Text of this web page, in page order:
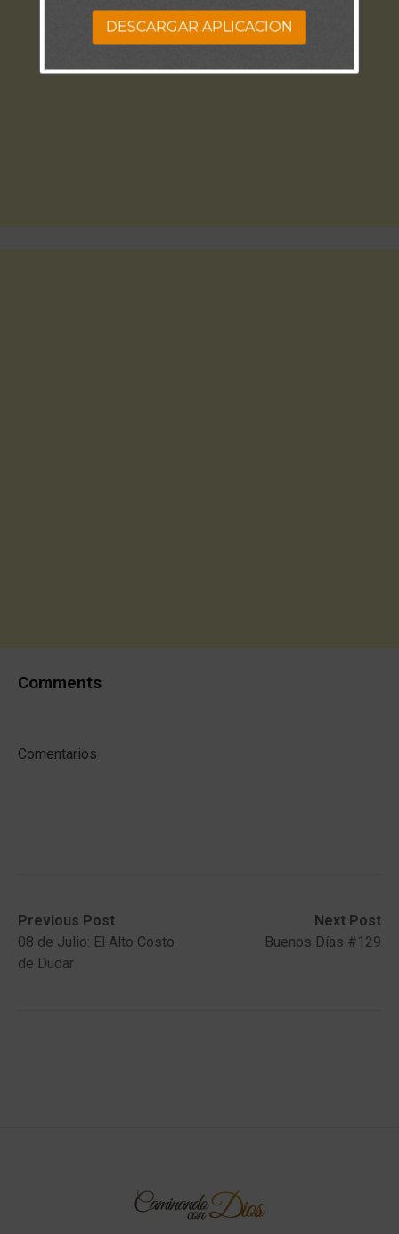
Comments
Comentarios
Post
navigation
Previous Post
Previous
post:08 de Julio: El Alto Costo
de Dudar
Next Post
Next
post:
Buenos Días #129
DESCARGAR APLICACION